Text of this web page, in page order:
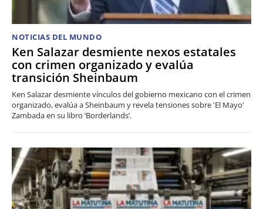
NOTICIAS DEL MUNDO
Ken Salazar desmiente nexos estatales
con crimen organizado y evalúa
transición Sheinbaum
Ken Salazar desmiente vínculos del gobierno mexicano con el crimen
organizado, evalúa a Sheinbaum y revela tensiones sobre 'El Mayo'
Zambada en su libro ‘Borderlands’.